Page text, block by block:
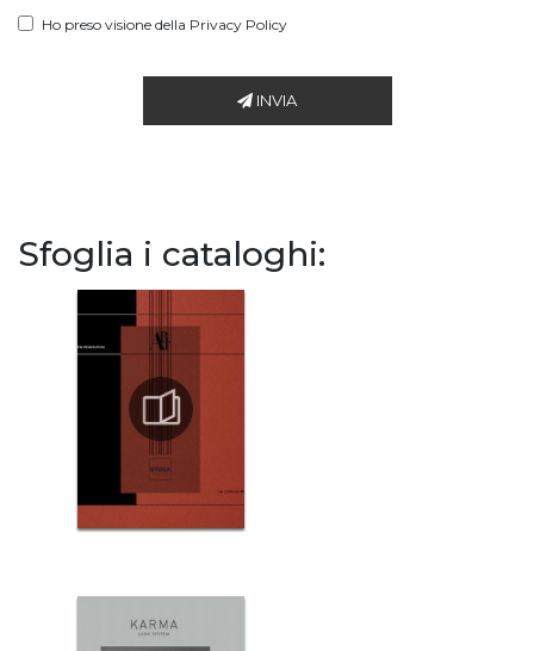
Ho preso visione della Privacy Policy
INVIA
Sfoglia i cataloghi: